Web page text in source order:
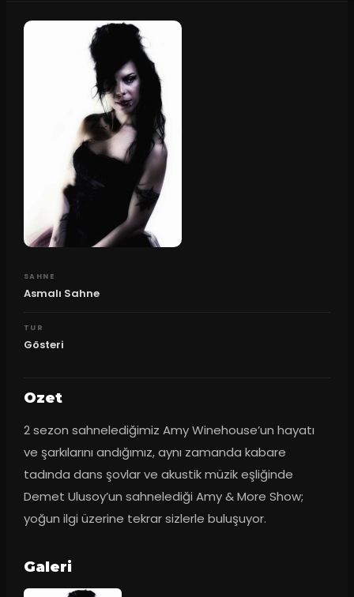
SAHNE
Asmalı Sahne
TUR
Gösteri
Ozet
2 sezon sahnelediğimiz Amy Winehouse’un hayatı
ve şarkılarını andığımız, aynı zamanda kabare
tadında dans şovlar ve akustik müzik eşliğinde
Demet Ulusoy’un sahnelediği Amy & More Show;
yoğun ilgi üzerine tekrar sizlerle buluşuyor.
Galeri